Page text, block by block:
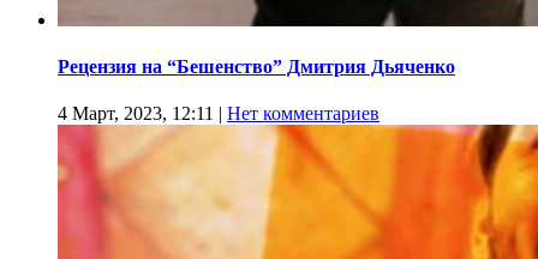
Рецензия на “Бешенство” Дмитрия Дьяченко
4 Март, 2023, 12:11 | Нет комментариев